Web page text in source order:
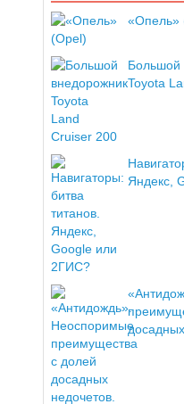
«Опель»
Большой
Toyota
Яндекс,